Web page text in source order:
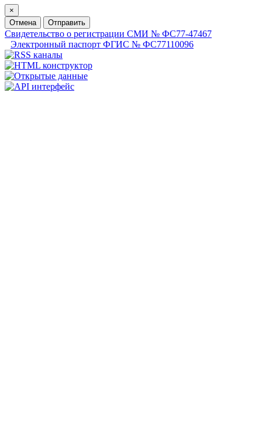
×
Отмена
Отправить
Свидетельство о регистрации СМИ № ФС77-47467
Электронный паспорт ФГИС № ФС77110096